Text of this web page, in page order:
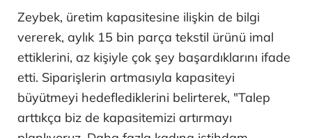
Zeybek, üretim kapasitesine ilişkin de bilgi
vererek, aylık 15 bin parça tekstil ürünü imal
ettiklerini, az kişiyle çok şey başardıklarını ifade
etti. Siparişlerin artmasıyla kapasiteyi
büyütmeyi hedeflediklerini belirterek, "Talep
arttıkça biz de kapasitemizi artırmayı